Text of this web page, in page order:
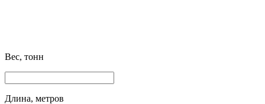
Вес, тонн
Длина, метров